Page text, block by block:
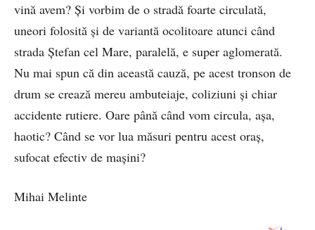
vină avem? Și vorbim de o stradă foarte circulată,
uneori folosită și de variantă ocolitoare atunci când
strada Ștefan cel Mare, paralelă, e super aglomerată.
Nu mai spun că din această cauză, pe acest tronson de
drum se crează mereu ambuteiaje, coliziuni și chiar
accidente rutiere. Oare până când vom circula, așa,
haotic? Când se vor lua măsuri pentru acest oraș,
sufocat efectiv de mașini?
Mihai Melinte